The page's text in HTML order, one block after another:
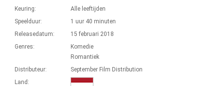
Keuring:
Alle leeftijden
Speelduur:
1 uur 40 minuten
Releasedatum:
15 februari 2018
Genres:
Komedie
Romantiek
Distributeur:
September Film Distribution
Land: